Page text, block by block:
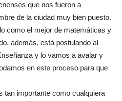
que nos fueron a
de la ciudad muy bien puesto.
como el mejor de matemáticas y
además, está postulando al
y lo vamos a avalar y
en este proceso para que
tan importante como cualquiera